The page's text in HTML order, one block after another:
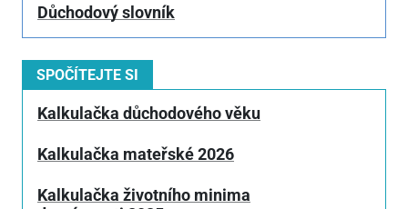
Důchodový slovník
SPOČÍTEJTE SI
Kalkulačka důchodového věku
Kalkulačka mateřské 2026
Kalkulačka životního minima